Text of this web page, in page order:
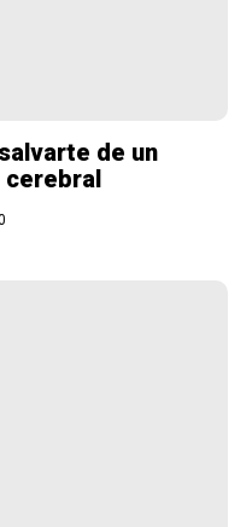
de un
cerebral